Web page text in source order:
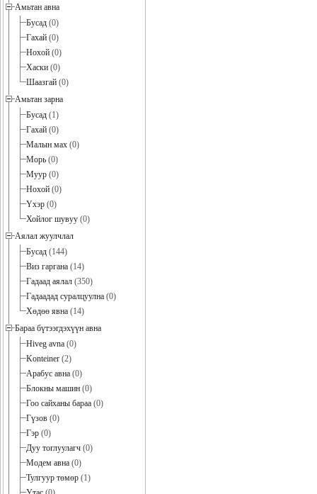
Амьтан авна
Бусад (0)
Гахай (0)
Нохой (0)
Хаски (0)
Шаазгай (0)
Амьтан зарна
Бусад (1)
Гахай (0)
Малын мах (0)
Морь (0)
Муур (0)
Нохой (0)
Үхэр (0)
Хойлог шувуу (0)
Аялал жуулчлал
Бусад (144)
Виз гаргана (14)
Гадаад аялал (350)
Гадаадад суралцуулна (0)
Хөдөө явна (14)
Бараа бүтээгдэхүүн авна
Hiveg avna (0)
Konteiner (2)
Арабус авна (0)
Блокны машин (0)
Гоо сайханы бараа (0)
Гүзов (0)
Гэр (0)
Дуу тоглуулагч (0)
Модем авна (0)
Тулгуур төмөр (1)